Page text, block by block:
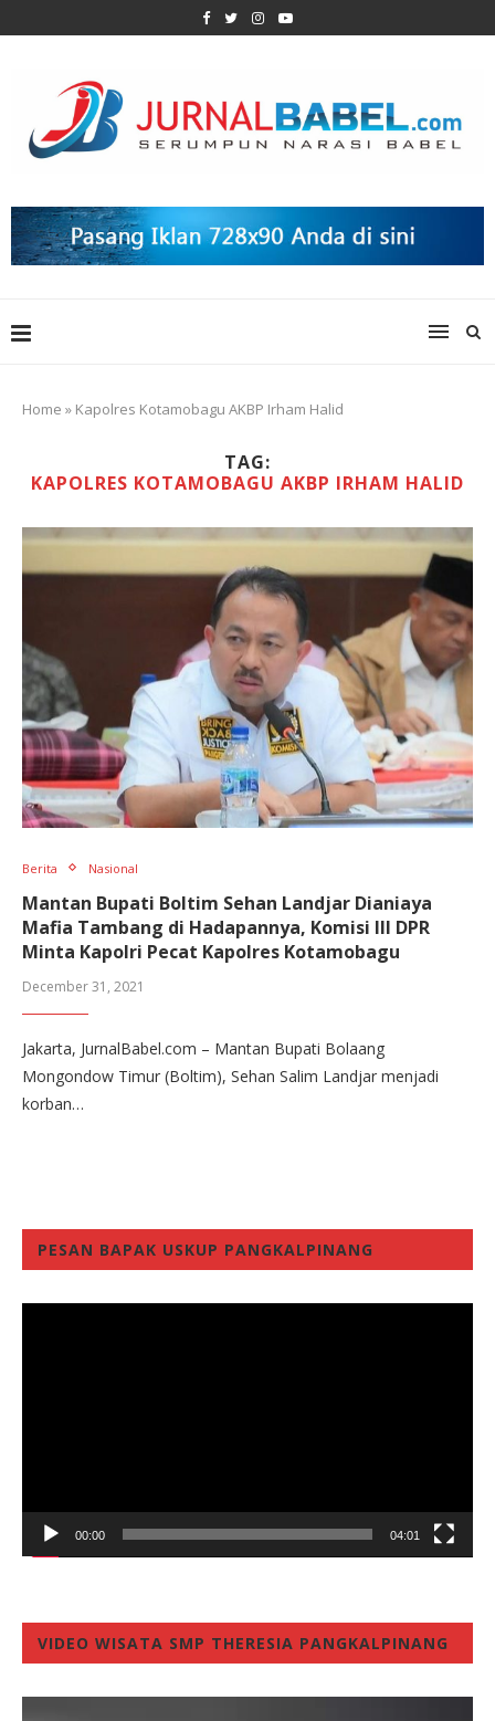
Home » Kapolres Kotamobagu AKBP Irham Halid
TAG:
KAPOLRES KOTAMOBAGU AKBP IRHAM HALID
Berita Nasional
Mantan Bupati Boltim Sehan Landjar Dianiaya
Mafia Tambang di Hadapannya, Komisi III DPR
Minta Kapolri Pecat Kapolres Kotamobagu
December 31, 2021
Jakarta, JurnalBabel.com – Mantan Bupati Bolaang
Mongondow Timur (Boltim), Sehan Salim Landjar menjadi
korban…
PESAN BAPAK USKUP PANGKALPINANG
00:00 04:01
VIDEO WISATA SMP THERESIA PANGKALPINANG